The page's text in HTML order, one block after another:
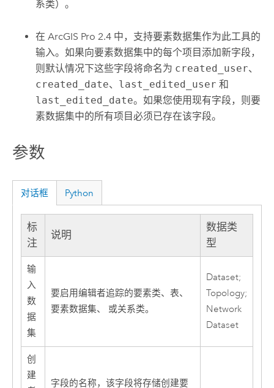
系类）。
在ArcGIS Pro 2.4 中，支持要素数据集作为此工具的
输入。如果向要素数据集中的每个项目添加新字段，
则默认情况下这些字段将命名为 created_user、
created_date、 last_edited_user 和
last_edited_date。如果您使用现有字段，则要
素数据集中的所有项目必须已存在该字段。
参数
对话框 Python
标
注
说明
数据类
型
输
入
数
据
集
要启用编辑者追踪的要素类、表、
要素数据集、 或关系类。
Dataset;
Topology;
Network
Dataset
创
建
字段的名称，该字段将存储创建要